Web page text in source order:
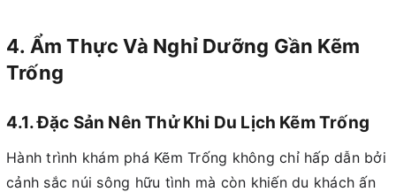
4. Ẩm Thực Và Nghỉ Dưỡng Gần Kẽm
Trống
4.1. Đặc Sản Nên Thử Khi Du Lịch Kẽm Trống
Hành trình khám phá Kẽm Trống không chỉ hấp dẫn bởi
cảnh sắc núi sông hữu tình mà còn khiến du khách ấn